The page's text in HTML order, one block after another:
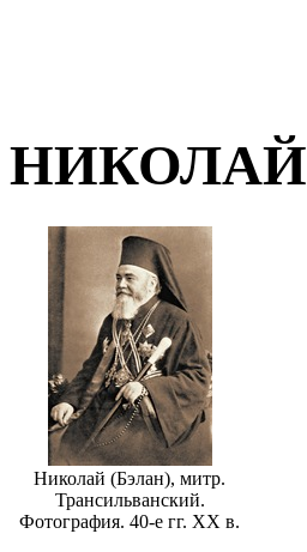
НИКОЛАЙ
Николай (Бэлан), митр.
Трансильванский.
Фотография. 40-е гг. XX в.